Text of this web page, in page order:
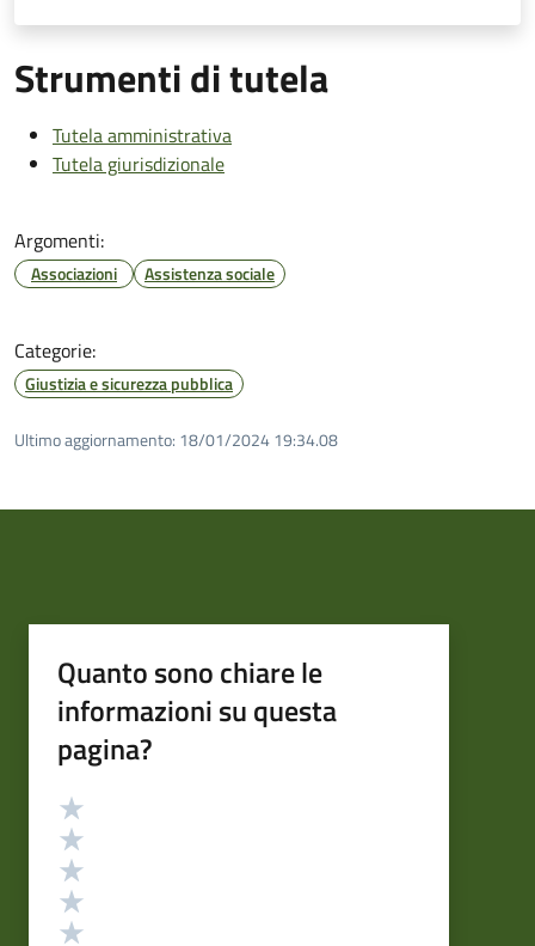
Strumenti di tutela
Tutela amministrativa
Tutela giurisdizionale
Argomenti:
Associazioni Assistenza sociale
Categorie:
Giustizia e sicurezza pubblica
Ultimo aggiornamento: 18/01/2024 19:34.08
Quanto sono chiare le
informazioni su questa
pagina?
Valutazione